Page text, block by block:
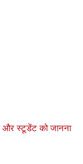
और स्टूडेंट को जानना